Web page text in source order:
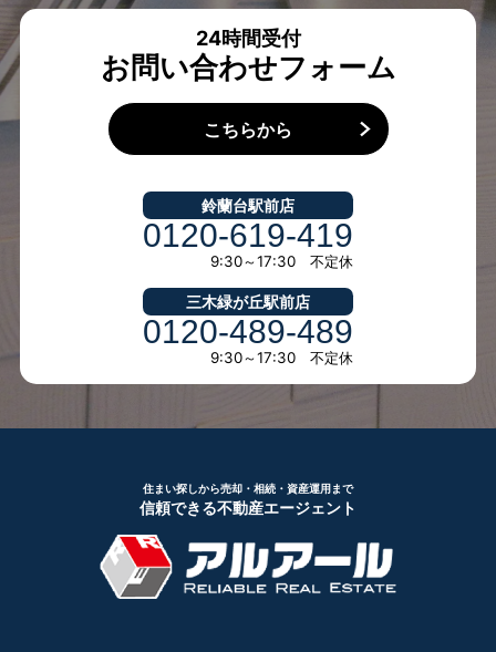
24時間受付
お問い合わせフォーム
こちらから
鈴蘭台駅前店
0120-619-419
9:30～17:30 不定休
三木緑が丘駅前店
0120-489-489
9:30～17:30 不定休
住まい探しから売却・相続・資産運用まで
信頼できる不動産エージェント